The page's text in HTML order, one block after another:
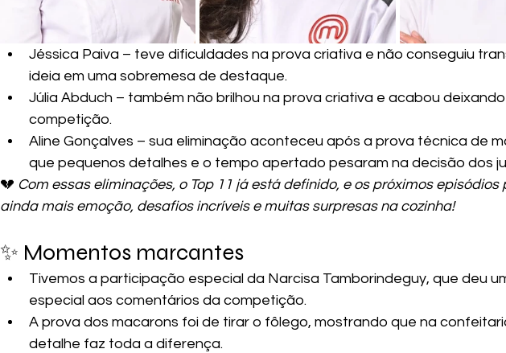
Jéssica Paiva – teve dificuldades na prova criativa e não conseguiu
ideia em uma sobremesa de destaque.
Júlia Abduch – também não brilhou na prova criativa e acabou
competição.
Aline Gonçalves – sua eliminação aconteceu após a prova técnica de
que pequenos detalhes e o tempo apertado pesaram na decisão dos
💔 Com essas eliminações, o Top 11 já está definido, e os próximos episódios
ainda mais emoção, desafios incríveis e muitas surpresas na cozinha!
✨ Momentos marcantes
Tivemos a participação especial da Narcisa Tamborindeguy, que deu
especial aos comentários da competição.
A prova dos macarons foi de tirar o fôlego, mostrando que na
detalhe faz toda a diferença.